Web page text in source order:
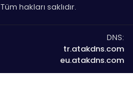
Tüm hakları saklıdır.
DNS:
tr.atakdns.com
eu.atakdns.com